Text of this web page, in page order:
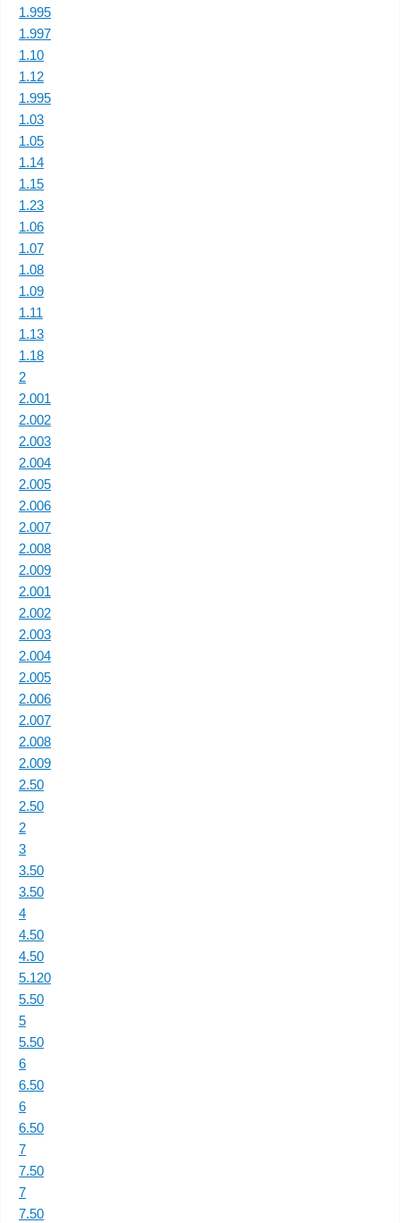
1.995
1.997
1.10
1.12
1.995
1.03
1.05
1.14
1.15
1.23
1.06
1.07
1.08
1.09
1.11
1.13
1.18
2
2.001
2.002
2.003
2.004
2.005
2.006
2.007
2.008
2.009
2.001
2.002
2.003
2.004
2.005
2.006
2.007
2.008
2.009
2.50
2.50
2
3
3.50
3.50
4
4.50
4.50
5.120
5.50
5
5.50
6
6.50
6
6.50
7
7.50
7
7.50